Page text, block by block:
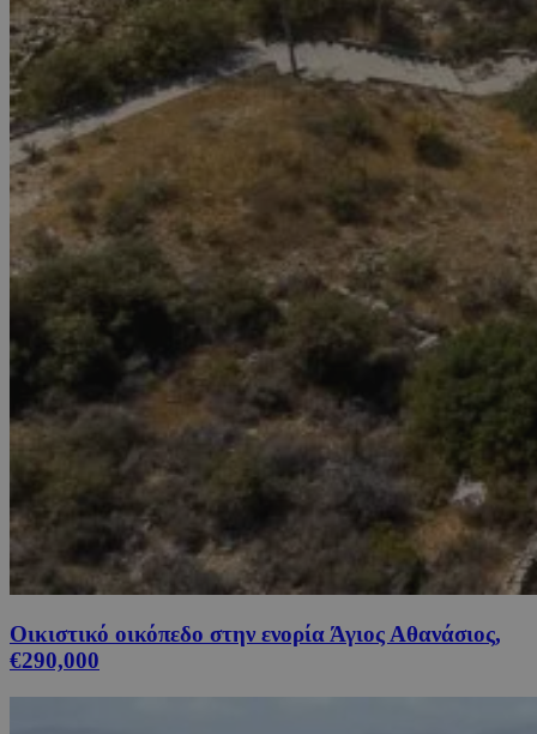
Οικιστικό οικόπεδο στην ενορία Άγιος Αθανάσιος,
€290,000